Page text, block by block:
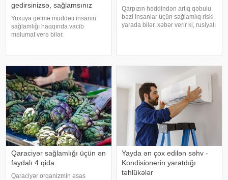
gedirsinizsə, sağlamsınız
Yuxuya getmə müddəti insanın
sağlamlığı haqqında vacib
məlumat verə bilər.
üzrə mütəxəssis Mişel Drerupun
sözlərinə görə
Qarpızın həddindən artıq qəbulu
bəzi insanlar üçün sağlamlıq riski
yarada bilər. xəbər verir ki, rusiyalı
Qaraciyər sağlamlığı üçün ən
faydalı 4 qida
Qaraciyər orqanizmin əsas
Yayda ən çox edilən səhv -
Kondisionerin yaratdığı
təhlükələr